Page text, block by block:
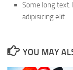
Some long
adipisicing elit.
YOU MAY